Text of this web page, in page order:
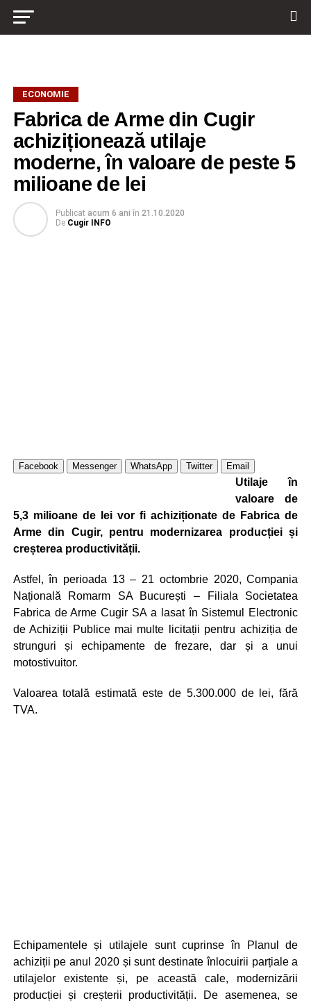
ECONOMIE
Fabrica de Arme din Cugir
achiziționează utilaje
moderne, în valoare de peste 5
milioane de lei
Publicat acum 6 ani în 21.10.2020
De Cugir INFO
Facebook Messenger WhatsApp Twitter Email
Utilaje în
valoare de
5,3 milioane de lei vor fi achiziționate de Fabrica de
Arme din Cugir, pentru modernizarea producției și
creșterea productivității.
Astfel, în perioada 13 – 21 octombrie 2020, Compania
Națională Romarm SA București – Filiala Societatea
Fabrica de Arme Cugir SA a lasat în Sistemul Electronic
de Achiziții Publice mai multe licitații pentru achiziția de
strunguri și echipamente de frezare, dar și a unui
motostivuitor.
Valoarea totală estimată este de 5.300.000 de lei, fără
TVA.
Echipamentele și utilajele sunt cuprinse în Planul de
achiziții pe anul 2020 și sunt destinate înlocuirii parțiale a
utilajelor existente și, pe această cale, modernizării
producției și creșterii productivității. De asemenea, se